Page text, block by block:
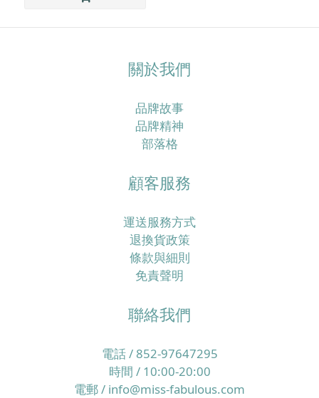
關於我們
品牌故事
品牌精神
部落格
顧客服務
運送服務方式
退換貨政策
條款與細則
免責聲明
聯絡我們
電話 / 852-97647295
時間 / 10:00-20:00
電郵 / info@miss-fabulous.com